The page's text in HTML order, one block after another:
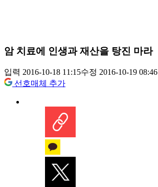
암 치료에 인생과 재산을 탕진 마라
입력 2016-10-18 11:15수정 2016-10-19 08:46
선호매체 추가